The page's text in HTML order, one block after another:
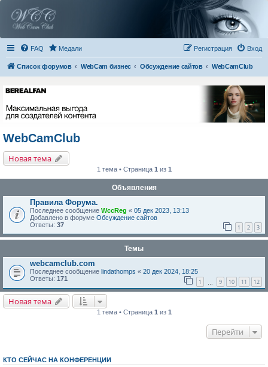
FAQ Медали Вход
Регистрация
Список форумов WebCam бизнес Обсуждение сайтов WebCamClub
WebCamClub
Новая тема
1 тема • Страница 1 из 1
Объявления
Правила Форума.
Последнее сообщение WccReg « 05 дек 2023, 13:13
Добавлено в форуме Обсуждение сайтов
Ответы: 37 1 2 3
Темы
webcamclub.com
Последнее сообщение lindathomps « 20 дек 2024, 18:25
Ответы: 171 1 9 10 11 12
Новая тема
1 тема • Страница 1 из 1
Перейти
КТО СЕЙЧАС НА КОНФЕРЕНЦИИ